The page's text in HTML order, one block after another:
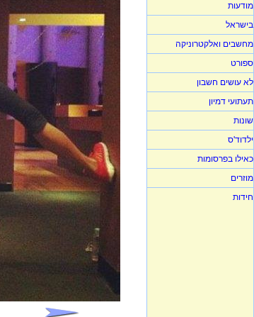
מודעות
בישראל
מחשבים ואלקטרוניקה
ספורט
לא עושים חשבון
תעתועי דמיון
שונות
ילדוד'ס
כאילו בפרסומות
מוזרים
חידות